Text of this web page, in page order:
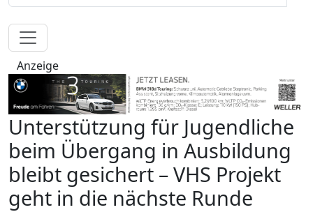
Anzeige
Unterstützung für Jugendliche
beim Übergang in Ausbildung
bleibt gesichert – VHS Projekt
geht in die nächste Runde